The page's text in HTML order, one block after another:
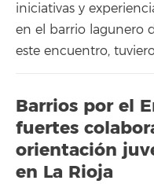
iniciativas y
en el barrio lagunero
este encuentro,
Barrios por el
fuertes
orientación
en La Rioja